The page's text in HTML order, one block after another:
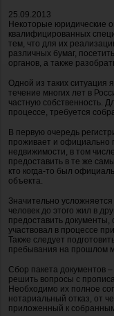
25.09.2013
Некоторые юридические
квалифицированных
тем, что для их
различных бумаг,
органов, а также
Одной из таких ситуация
течение многих лет в
частную собственность.
процессе, требуется
В первую очередь
проживает и официально
недвижимости, в том
предоставить в те же
кто когда-то был
объекта.
Значительно усложняется
человек до этого жил в
предоставить
участвовал в процессе
Также следует
пребывания на прошлом
Сбор пакета документов
решить вопросы с
Необходимо их полное
нотариальный отказ, от
приложенный к